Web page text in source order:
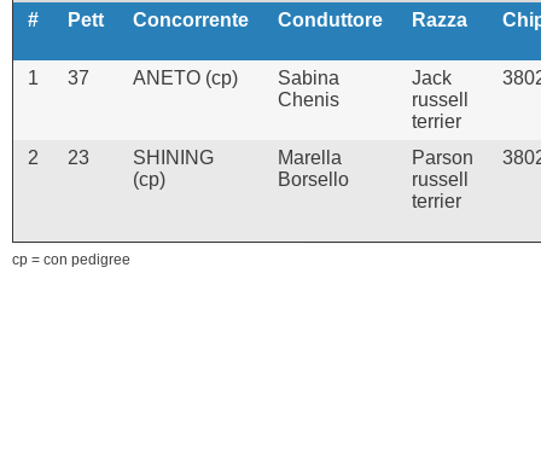
# Pett Concorrente Conduttore Razza
1 37 ANETO (cp)
Sabina
Chenis
Jack
russell
terrier
2 23
SHINING
(cp)
Marella
Borsello
Parson
russell
terrier
cp = con pedigree